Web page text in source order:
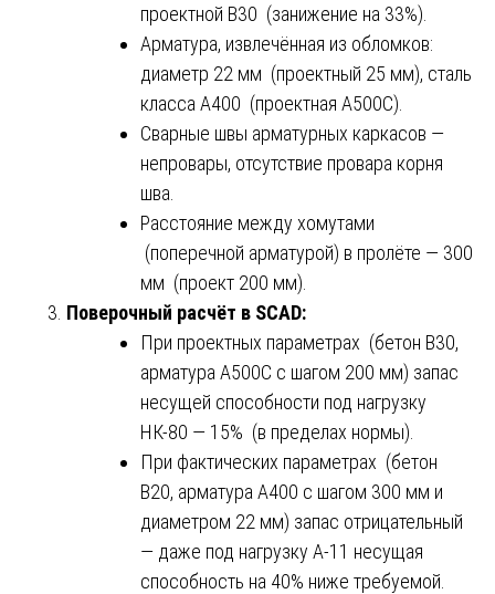
проектной В30 (занижение на 33%).
Арматура, извлечённая из обломков:
диаметр 22 мм (проектный 25 мм), сталь
класса А400 (проектная А500С).
Сварные швы арматурных каркасов —
непровары, отсутствие провара корня
шва.
Расстояние между хомутами
(поперечной арматурой) в пролёте — 300
мм (проект 200 мм).
Поверочный расчёт в SCAD:
При проектных параметрах (бетон В30,
арматура А500С с шагом 200 мм) запас
несущей способности под нагрузку
НК-80 — 15% (в пределах нормы).
При фактических параметрах (бетон
В20, арматура А400 с шагом 300 мм и
диаметром 22 мм) запас отрицательный
— даже под нагрузку А-11 несущая
способность на 40% ниже требуемой.